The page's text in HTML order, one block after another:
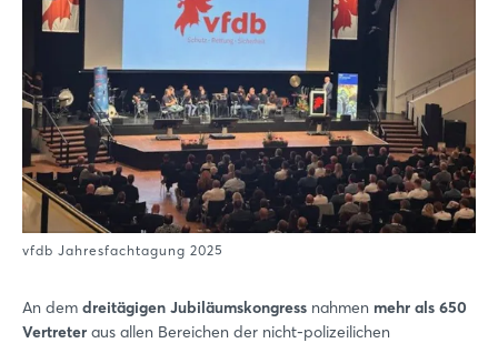
vfdb Jahresfachtagung 2025
An dem dreitägigen Jubiläumskongress nahmen mehr als 650
Vertreter aus allen Bereichen der nicht-polizeilichen